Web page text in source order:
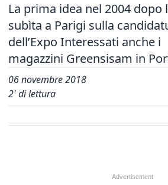
La prima idea nel 2004 dopo
subìta a Parigi sulla
dell’Expo Interessati anche i
magazzini Greensisam in
06 novembre 2018
2' di lettura